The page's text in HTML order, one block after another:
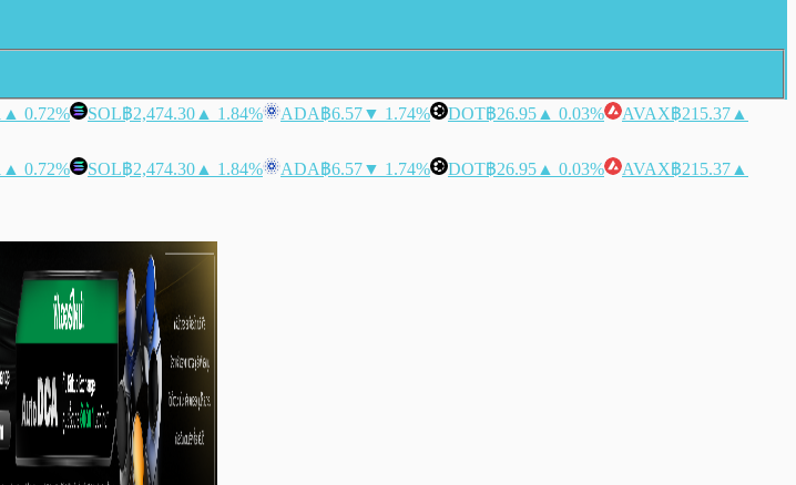
▲ 0.72% SOL฿2,474.30 ▲ 1.84% ADA฿6.57▼ 1.74% DOT฿26.95 ▲ 0.03% AVAX฿215.37 ▲
▲ 0.72% SOL฿2,474.30 ▲ 1.84% ADA฿6.57▼ 1.74% DOT฿26.95 ▲ 0.03% AVAX฿215.37 ▲